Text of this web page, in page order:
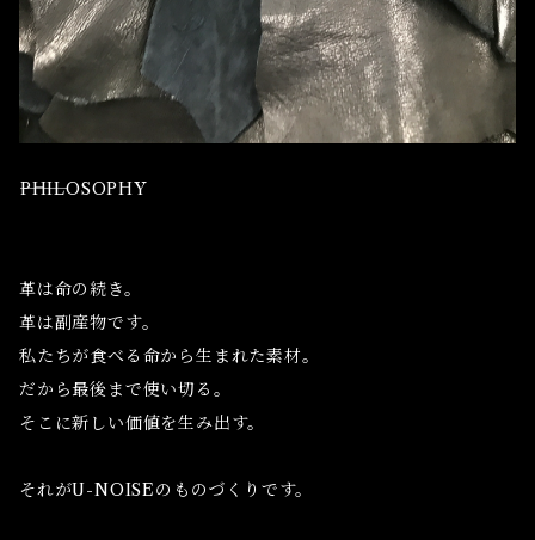
⸻PHILOSOPHY
革は命の続き。
革は副産物です。
私たちが食べる命から生まれた素材。
だから最後まで使い切る。
そこに新しい価値を生み出す。
それがU-NOISEのものづくりです。